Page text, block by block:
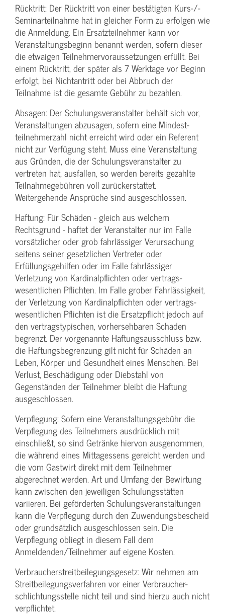
Rücktritt: Der Rücktritt von einer bestätigten Kurs-/­
Seminarteilnahme hat in gleicher Form zu erfolgen wie
die Anmeldung. Ein Ersatzteilnehmer kann vor
Veranstaltungs­beginn benannt werden, sofern dieser
die etwaigen Teilnehmer­voraussetzungen erfüllt. Bei
einem Rücktritt, der später als 7 Werktage vor Beginn
erfolgt, bei Nichtantritt oder bei Abbruch der
Teilnahme ist die gesamte Gebühr zu bezahlen.
Absagen: Der Schulungs­veranstalter behält sich vor,
Veranstaltungen abzusagen, sofern eine Mindest­
teilnehmerzahl nicht erreicht wird oder ein Referent
nicht zur Verfügung steht. Muss eine Veranstaltung
aus Gründen, die der Schulungs­veranstalter zu
vertreten hat, ausfallen, so werden bereits gezahlte
Teilnahme­gebühren voll zurückerstattet.
Weitergehende Ansprüche sind ausgeschlossen.
Haftung: Für Schäden - gleich aus welchem
Rechtsgrund - haftet der Veranstalter nur im Falle
vorsätzlicher oder grob fahrlässiger Verursachung
seitens seiner gesetzlichen Vertreter oder
Erfüllungsgehilfen oder im Falle fahrlässiger
Verletzung von Kardinalpflichten oder vertrags­
wesentlichen Pflichten. Im Falle grober Fahrlässigkeit,
der Verletzung von Kardinalpflichten oder vertrags­
wesentlichen Pflichten ist die Ersatzpflicht jedoch auf
den vertragstypischen, vorhersehbaren Schaden
begrenzt. Der vorgenannte Haftungs­ausschluss bzw.
die Haftungs­begrenzung gilt nicht für Schäden an
Leben, Körper und Gesundheit eines Menschen. Bei
Verlust, Beschädigung oder Diebstahl von
Gegenständen der Teilnehmer bleibt die Haftung
ausgeschlossen.
Verpflegung: Sofern eine Veranstaltungs­gebühr die
Verpflegung des Teilnehmers ausdrücklich mit
einschließt, so sind Getränke hiervon ausgenommen,
die während eines Mittagessens gereicht werden und
die vom Gastwirt direkt mit dem Teilnehmer
abgerechnet werden. Art und Umfang der Bewirtung
kann zwischen den jeweiligen Schulungsstätten
variieren. Bei geförderten Schulungs­veranstaltungen
kann die Verpflegung durch den Zuwendungs­bescheid
oder grundsätzlich ausgeschlossen sein. Die
Verpflegung obliegt in diesem Fall dem
Anmeldenden/­Teilnehmer auf eigene Kosten.
Verbraucher­streitbeilegungs­gesetz: Wir nehmen am
Streit­beilegungs­verfahren vor einer Verbraucher­
schlichtungs­stelle nicht teil und sind hierzu auch nicht
verpflichtet.